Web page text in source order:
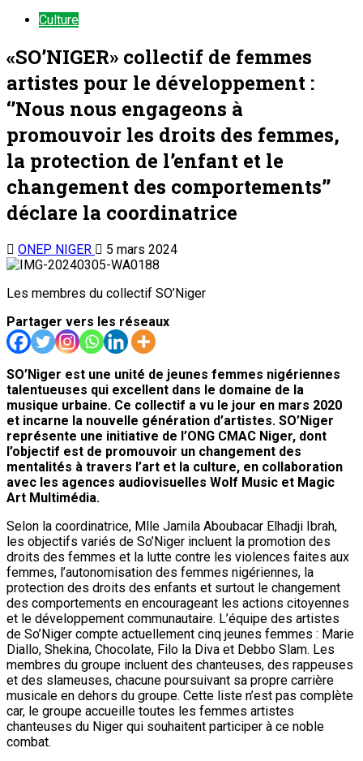
Culture
«SO’NIGER» collectif de femmes
artistes pour le développement :
‘’Nous nous engageons à
promouvoir les droits des femmes,
la protection de l’enfant et le
changement des comportements’’
déclare la coordinatrice
ONEP NIGER 5 mars 2024
Les membres du collectif SO’Niger
Partager vers les réseaux
SO’Niger est une unité de jeunes femmes nigériennes
talentueuses qui excellent dans le domaine de la
musique urbaine. Ce collectif a vu le jour en mars 2020
et incarne la nouvelle génération d’artistes. SO’Niger
représente une initiative de l’ONG CMAC Niger, dont
l’objectif est de promouvoir un changement des
mentalités à travers l’art et la culture, en collaboration
avec les agences audiovisuelles Wolf Music et Magic
Art Multimédia.
Selon la coordinatrice, Mlle Jamila Aboubacar Elhadji Ibrah,
les objectifs variés de So’Niger incluent la promotion des
droits des femmes et la lutte contre les violences faites aux
femmes, l’autonomisation des femmes nigériennes, la
protection des droits des enfants et surtout le changement
des comportements en encourageant les actions citoyennes
et le développement communautaire. L’équipe des artistes
de So’Niger compte actuellement cinq jeunes femmes : Marie
Diallo, Shekina, Chocolate, Filo la Diva et Debbo Slam. Les
membres du groupe incluent des chanteuses, des rappeuses
et des slameuses, chacune poursuivant sa propre carrière
musicale en dehors du groupe. Cette liste n’est pas complète
car, le groupe accueille toutes les femmes artistes
chanteuses du Niger qui souhaitent participer à ce noble
combat.